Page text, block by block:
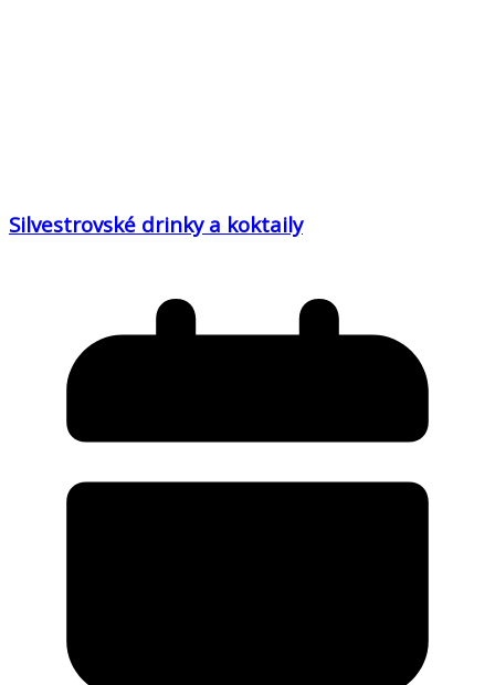
Silvestrovské drinky a koktaily